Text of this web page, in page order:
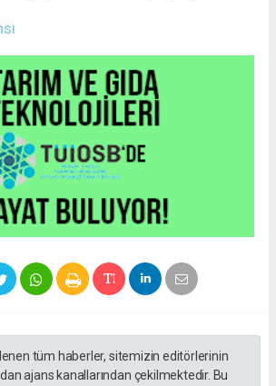
tüm haberler, sitemizin editörlerinin
ajans kanallarından çekilmektedir. Bu